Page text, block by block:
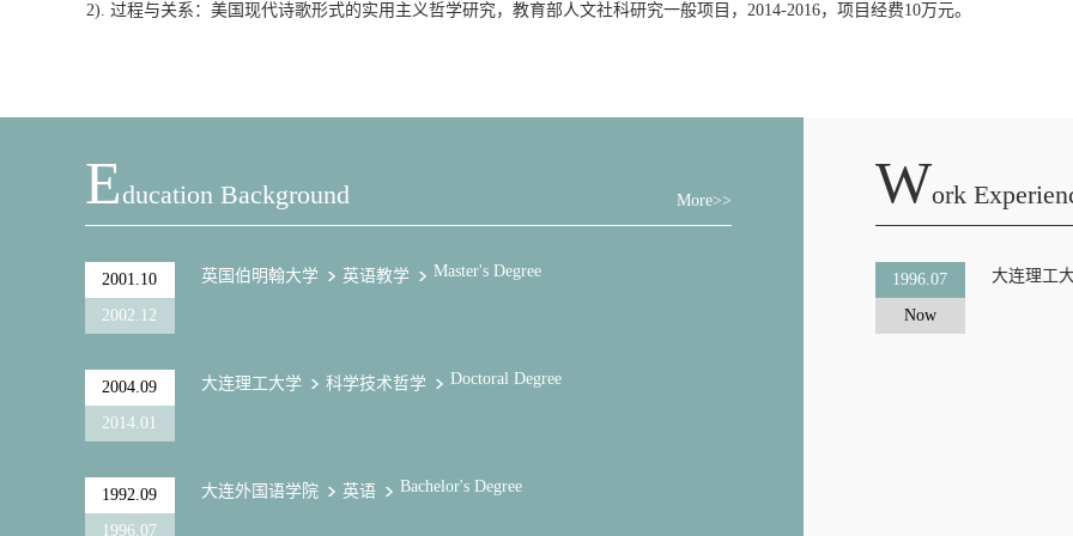
2). 过程与关系：美国现代诗歌形式的实用主义哲学研究，教育部人文社科研究一般项目，2014-2016，项目经费10万元。
EDucation Background More>>
2001.10
2002.12
英国伯明翰大学 英语教学 Master's Degree
2004.09
2014.01
大连理工大学 科学技术哲学 Doctoral Degree
1992.09
1996.07
大连外国语学院 英语 Bachelor's Degree
WOrk
1996.07
Now
大连理工